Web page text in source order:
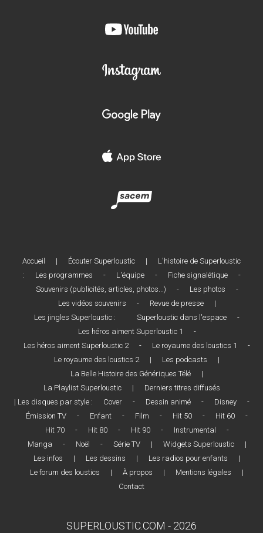
Accueil | Écouter Superloustic |
L'histoire de Superloustic
:
Les programmes - L'équipe - Fiche signalétique
-
Souvenirs (publicités, articles, photos...)
- Les photos
-
Les vidéos souvenirs
- Revue de presse
|
Les jingles Superloustic :
Superloustic dans l'espace
-
Les héros aiment Superloustic 1
-
Les héros aiment Superloustic 2
- Le royaume des loustics 1
-
Le royaume des loustics 2
| Les podcasts
|
La Belle Histoire des Génériques Télé
|
La Playlist Superloustic
|
Derniers titres diffusés
| Les disques par style :
Cover - Dessin animé - Disney
-
Émission TV
- Enfant - Film - Hit 50 - Hit 60
-
Hit 70
- Hit 80 - Hit 90 - Instrumental
-
Manga
- Noël - Série TV | Widgets Superloustic
|
Les infos
| Les dessins | Les radios pour enfants
|
Le forum des loustics
| À propos | Mentions légales
|
Contact
SUPERLOUSTIC.COM - 2026